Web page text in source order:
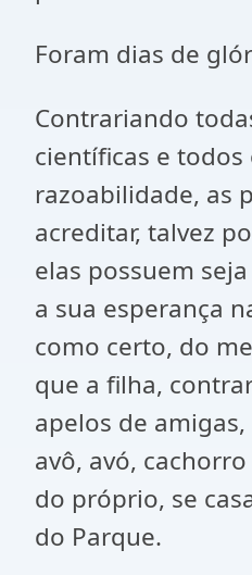
Foram dias de
Contrariando
científicas e
razoabilidade, as
acreditar, talvez
elas possuem
a sua esperança
como certo, do
que a filha,
apelos de
avô, avó,
do próprio, se
do Parque.